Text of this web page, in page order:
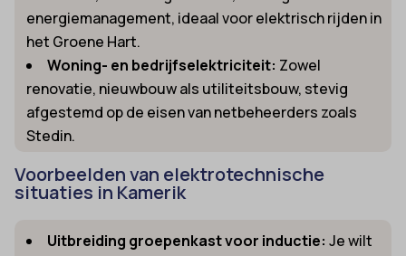
energiemanagement, ideaal voor elektrisch rijden in
het Groene Hart.
Woning- en bedrijfselektriciteit: Zowel
renovatie, nieuwbouw als utiliteitsbouw, stevig
afgestemd op de eisen van netbeheerders zoals
Stedin.
Voorbeelden van elektrotechnische
situaties in Kamerik
Uitbreiding groepenkast voor inductie: Je wilt